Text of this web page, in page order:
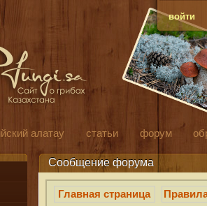
войти
алатау статьи форум
Сообщение форума
Главная страница